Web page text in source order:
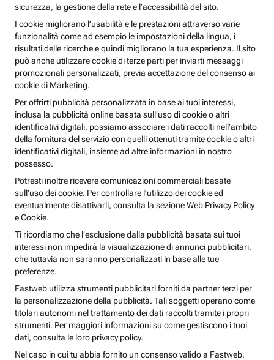
sicurezza, la gestione della rete e l’accessibilità del sito.
I cookie migliorano l’usabilità e le prestazioni attraverso varie
funzionalità come ad esempio le impostazioni della lingua, i
risultati delle ricerche e quindi migliorano la tua esperienza. Il sito
può anche utilizzare cookie di terze parti per inviarti messaggi
promozionali personalizzati, previa accettazione del consenso ai
cookie di Marketing.
Per offrirti pubblicità personalizzata in base ai tuoi interessi,
inclusa la pubblicità online basata sull’uso di cookie o altri
identificativi digitali, possiamo associare i dati raccolti nell’ambito
della fornitura del servizio con quelli ottenuti tramite cookie o altri
identificativi digitali, insieme ad altre informazioni in nostro
possesso.
Potresti inoltre ricevere comunicazioni commerciali basate
sull’uso dei cookie. Per controllare l’utilizzo dei cookie ed
eventualmente disattivarli, consulta la sezione Web Privacy Policy
e Cookie.
Ti ricordiamo che l’esclusione dalla pubblicità basata sui tuoi
interessi non impedirà la visualizzazione di annunci pubblicitari,
che tuttavia non saranno personalizzati in base alle tue
preferenze.
Fastweb utilizza strumenti pubblicitari forniti da partner terzi per
la personalizzazione della pubblicità. Tali soggetti operano come
titolari autonomi nel trattamento dei dati raccolti tramite i propri
strumenti. Per maggiori informazioni su come gestiscono i tuoi
dati, consulta le loro privacy policy.
Nel caso in cui tu abbia fornito un consenso valido a Fastweb,